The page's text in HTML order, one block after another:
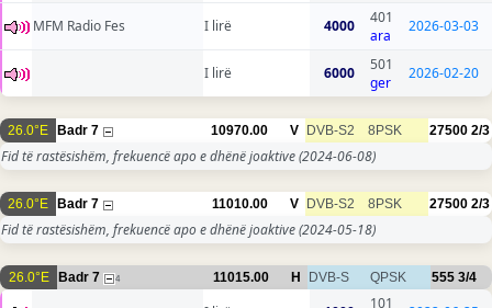
MFM Radio Fes I lirë 4000
401
ara
2026-03-03
I lirë 6000
501
ger
2026-02-20
26.0°E Badr 7 10970.00 V DVB-S2 8PSK 27500 2/3
Fid të rastësishëm, frekuencë apo e dhënë joaktive(2024-06-08)
26.0°E Badr 7 11010.00 V DVB-S2 8PSK 27500 2/3
Fid të rastësishëm, frekuencë apo e dhënë joaktive(2024-05-18)
26.0°E Badr 7 4 11015.00 H DVB-S QPSK 555 3/4
101